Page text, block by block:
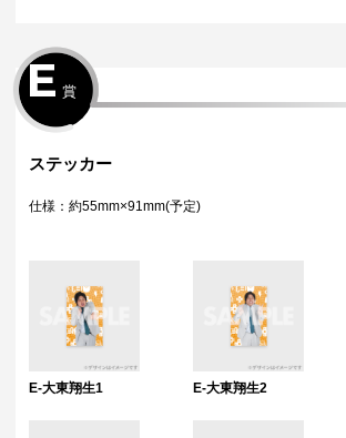
E 賞
ステッカー
仕様：約55mm×91mm(予定)
E-大東翔生1 E-大東翔生2